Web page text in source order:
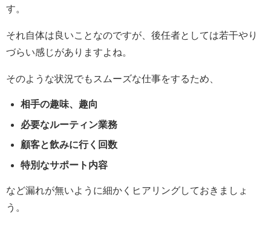
す。
それ自体は良いことなのですが、後任者としては若干やり
づらい感じがありますよね。
そのような状況でもスムーズな仕事をするため、
相手の趣味、趣向
必要なルーティン業務
顧客と飲みに行く回数
特別なサポート内容
など漏れが無いように細かくヒアリングしておきましょ
う。